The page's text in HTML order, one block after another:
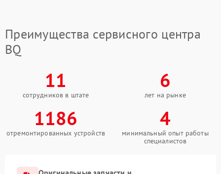
Преимущества сервисного центра
BQ
11
сотрудников в штате
6
лет на рынке
1186
отремонтированных устройств
4
минимальный опыт работы
специалистов